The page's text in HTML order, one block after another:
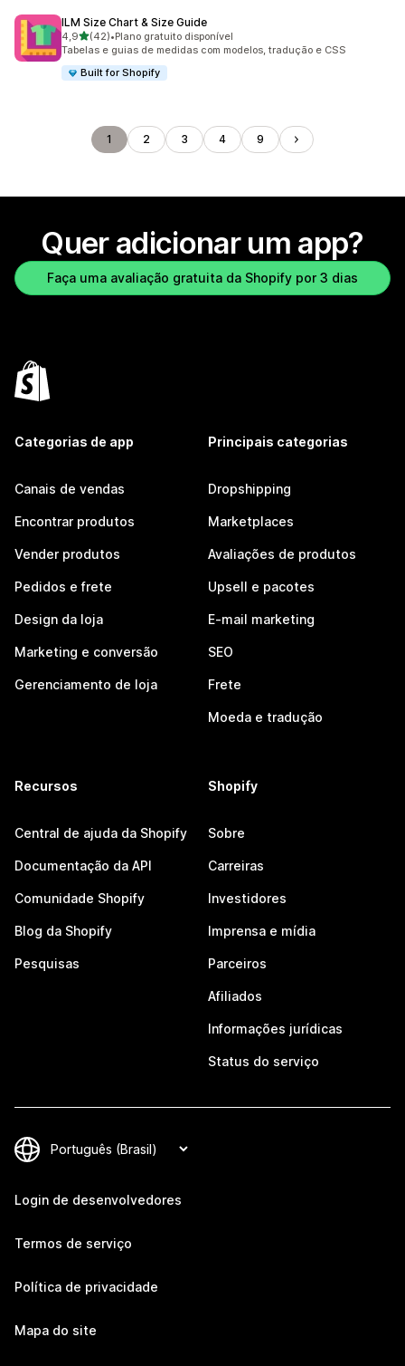
ILM Size Chart & Size Guide
4,9de 5 estrelas
(42)
42 avaliações ao todo
•Plano gratuito disponível
Tabelas e guias de medidas com modelos, tradução e CSS
Built for Shopify
1 2 3 4 9
Quer adicionar um app?
Faça uma avaliação gratuita da Shopify por 3 dias
Categorias de app
Canais de vendas
Encontrar produtos
Vender produtos
Pedidos e frete
Design da loja
Marketing e conversão
Gerenciamento de loja
Principais categorias
Dropshipping
Marketplaces
Avaliações de produtos
Upsell e pacotes
E-mail marketing
SEO
Frete
Moeda e tradução
Recursos
Central de ajuda da Shopify
Documentação da API
Comunidade Shopify
Blog da Shopify
Pesquisas
Shopify
Sobre
Carreiras
Investidores
Imprensa e mídia
Parceiros
Afiliados
Informações jurídicas
Status do serviço
Login de desenvolvedores
Termos de serviço
Política de privacidade
Mapa do site